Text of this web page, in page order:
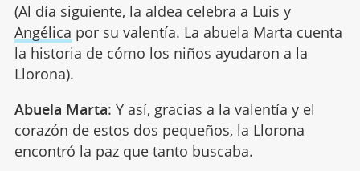
(Al día siguiente, la aldea celebra a Luis y
Angélica por su valentía. La abuela Marta cuenta
la historia de cómo los niños ayudaron a la
Llorona).
Abuela Marta: Y así, gracias a la valentía y el
corazón de estos dos pequeños, la Llorona
encontró la paz que tanto buscaba.